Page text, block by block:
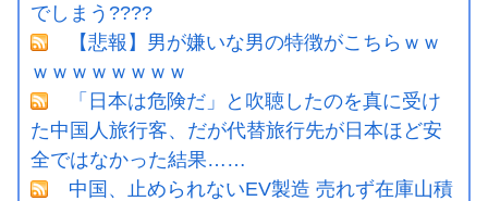
でしまう????
【悲報】男が嫌いな男の特徴がこちらｗｗ
ｗｗｗｗｗｗｗｗ
「日本は危険だ」と吹聴したのを真に受け
た中国人旅行客、だが代替旅行先が日本ほど安
全ではなかった結果……
中国、止められないEV製造 売れず在庫山積